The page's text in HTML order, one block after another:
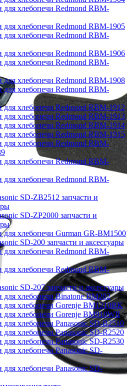
для хлебопечи Redmond RBM-
для хлебопечи Redmond RBM-1905
для хлебопечи Redmond RBM-
для хлебопечи Redmond RBM-1906
для хлебопечи Redmond RBM-
для хлебопечи Redmond RBM-1908
для хлебопечи Redmond RBM-
для хлебопечи Redmond RBM-1912
для хлебопечи Redmond RBM-1913
для хлебопечи Redmond RBM-1914
для хлебопечи Redmond RBM-1915
для хлебопечи Redmond RBM-
для хлебопечи Redmond RBM-
для хлебопечи Redmond RBM-
SD-ZB2512 запчасти и
SD-ZP2000 запчасти и
для хлебопечи Gurman GR-BM1500
SD-200 запчасти и аксессуары
для хлебопечи Redmond RBM-
для хлебопечи Redmond RBM-
SD-207 запчасти и аксессуары
для хлебопечи Binatone BM202
для хлебопечи Gorenje BM1210BK
для хлебопечи Gorenje BM910WII
для хлебопечи Panasonic SD-B2510
для хлебопечи Panasonic SD-R2520
для хлебопечи Panasonic SD-R2530
для хлебопечи Panasonic SD-
для хлебопечи Panasonic SD-